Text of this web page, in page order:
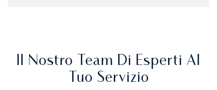
Il Nostro Team Di Esperti Al
Tuo Servizio